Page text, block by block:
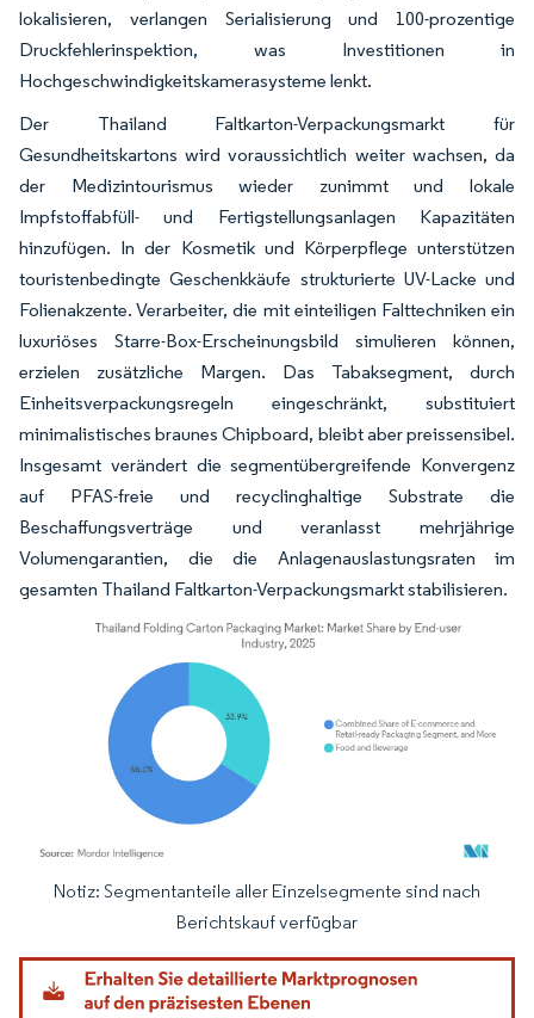
lokalisieren, verlangen Serialisierung und 100-prozentige
Druckfehlerinspektion, was Investitionen in
Hochgeschwindigkeitskamerasysteme lenkt.
Der Thailand Faltkarton-Verpackungsmarkt für
Gesundheitskartons wird voraussichtlich weiter wachsen, da
der Medizintourismus wieder zunimmt und lokale
Impfstoffabfüll- und Fertigstellungsanlagen Kapazitäten
hinzufügen. In der Kosmetik und Körperpflege unterstützen
touristenbedingte Geschenkkäufe strukturierte UV-Lacke und
Folienakzente. Verarbeiter, die mit einteiligen Falttechniken ein
luxuriöses Starre-Box-Erscheinungsbild simulieren können,
erzielen zusätzliche Margen. Das Tabaksegment, durch
Einheitsverpackungsregeln eingeschränkt, substituiert
minimalistisches braunes Chipboard, bleibt aber preissensibel.
Insgesamt verändert die segmentübergreifende Konvergenz
auf PFAS-freie und recyclinghaltige Substrate die
Beschaffungsverträge und veranlasst mehrjährige
Volumengarantien, die die Anlagenauslastungsraten im
gesamten Thailand Faltkarton-Verpackungsmarkt stabilisieren.
Bild © Mordor Intelligence. Wiederverwendung erfordert Namensnennung
Notiz: Segmentanteile aller Einzelsegmente sind nach
Berichtskauf verfügbar